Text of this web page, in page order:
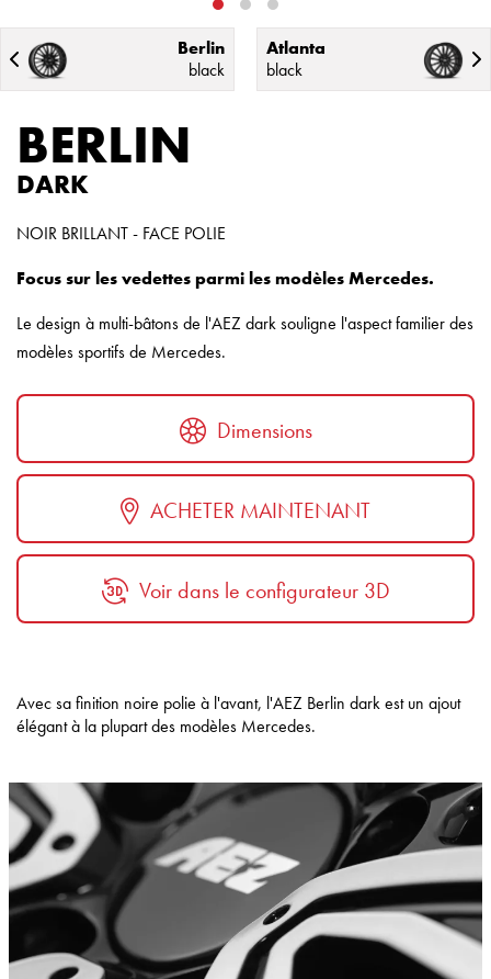
Berlin
black
Atlanta
black
BERLIN
DARK
NOIR BRILLANT - FACE POLIE
Focus sur les vedettes parmi les modèles Mercedes.
Le design à multi-bâtons de l'AEZ dark souligne l'aspect familier des
modèles sportifs de Mercedes.
Dimensions
ACHETER MAINTENANT
Voir dans le configurateur 3D
Avec sa finition noire polie à l'avant, l'AEZ Berlin dark est un ajout
élégant à la plupart des modèles Mercedes.